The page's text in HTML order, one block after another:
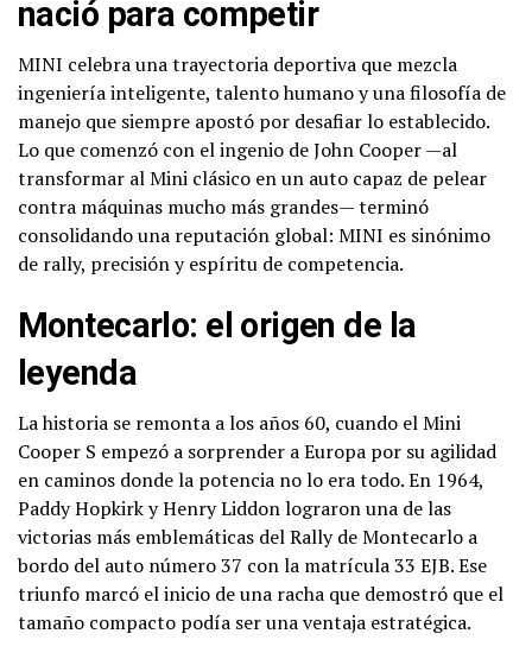
nació para competir
MINI celebra una trayectoria deportiva que mezcla
ingeniería inteligente, talento humano y una filosofía de
manejo que siempre apostó por desafiar lo establecido.
Lo que comenzó con el ingenio de John Cooper —al
transformar al Mini clásico en un auto capaz de pelear
contra máquinas mucho más grandes— terminó
consolidando una reputación global: MINI es sinónimo
de rally, precisión y espíritu de competencia.
Montecarlo: el origen de la
leyenda
La historia se remonta a los años 60, cuando el Mini
Cooper S empezó a sorprender a Europa por su agilidad
en caminos donde la potencia no lo era todo. En 1964,
Paddy Hopkirk y Henry Liddon lograron una de las
victorias más emblemáticas del Rally de Montecarlo a
bordo del auto número 37 con la matrícula 33 EJB. Ese
triunfo marcó el inicio de una racha que demostró que el
tamaño compacto podía ser una ventaja estratégica.